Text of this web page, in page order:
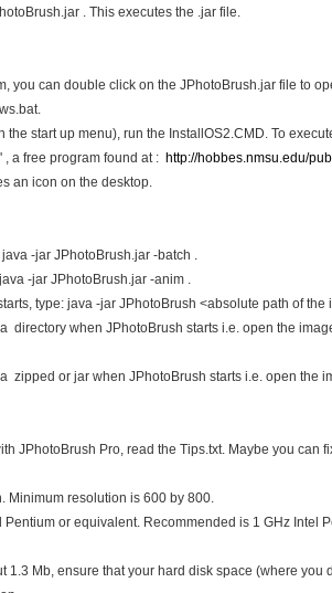
. This executes the .jar file.
you can double click on the JPhotoBrush.jar file to
start up menu), run the InstallOS2.CMD. To
, a free program found at : http://hobbes.nmsu.edu/
an icon on the desktop.
-jar JPhotoBrush.jar -batch .
-jar JPhotoBrush.jar -anim .
type: java -jar JPhotoBrush <absolute path of the
directory when JPhotoBrush starts i.e. open the
zipped or jar when JPhotoBrush starts i.e. open the
JPhotoBrush Pro, read the Tips.txt. Maybe you can
Minimum resolution is 600 by 800.
or equivalent. Recommended is 1 GHz Intel
Mb, ensure that your hard disk space (where you